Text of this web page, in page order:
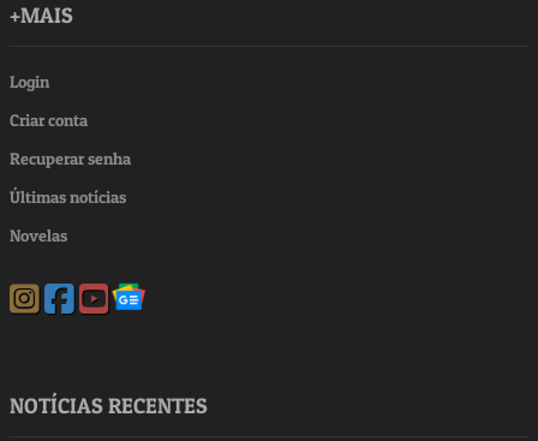
+MAIS
Login
Criar conta
Recuperar senha
Últimas notícias
Novelas
NOTÍCIAS RECENTES